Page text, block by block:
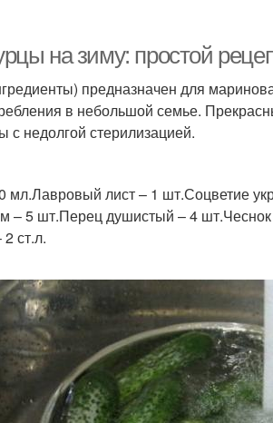
на зиму: простой
предназначен для
в небольшой семье.
с недолгой стерилизацией.
мл.Лавровый лист – 1 шт.Соцветие
5 шт.Перец душистый – 4 шт.Чеснок
ст.л.